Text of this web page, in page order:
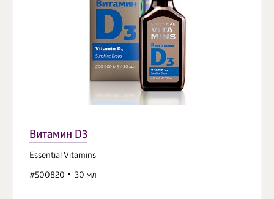
Витамин D3
Essential Vitamins
#500820
30 мл